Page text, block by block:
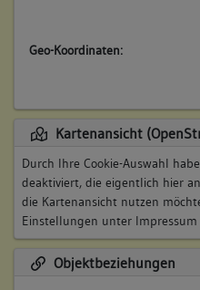
Geo-Koordinaten:
Kartenansicht
Durch Ihre Cookie-Auswahl
deaktiviert, die eigentlich hier
die Kartenansicht nutzen
Einstellungen unter
Objektbeziehungen